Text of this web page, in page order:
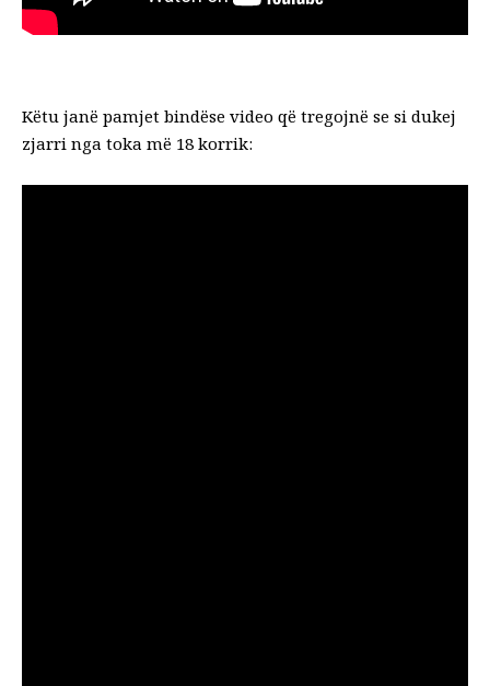
Këtu janë pamjet bindëse video që tregojnë se si dukej
zjarri nga toka më 18 korrik: